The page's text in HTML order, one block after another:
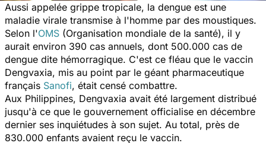
Aussi appelée grippe tropicale, la dengue est une
maladie virale transmise à l'homme par des moustiques.
Selon l'OMS (Organisation mondiale de la santé), il y
aurait environ 390 cas annuels, dont 500.000 cas de
dengue dite hémorragique. C'est ce fléau que le vaccin
Dengvaxia, mis au point par le géant pharmaceutique
français Sanofi, était censé combattre.
Aux Philippines, Dengvaxia avait été largement distribué
jusqu'à ce que le gouvernement officialise en décembre
dernier ses inquiétudes à son sujet. Au total, près de
830.000 enfants avaient reçu le vaccin.